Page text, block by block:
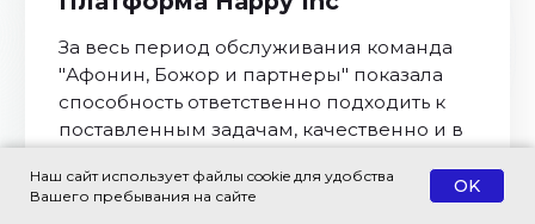
Наш сайт использует файлы cookie для удобства
Вашего пребывания на сайте
OK